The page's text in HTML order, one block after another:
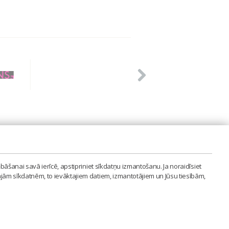
savā ierīcē, apstipriniet sīkdatņu izmantošanu. Ja noraidīsiet
sīkdatnēm, to ievāktajiem datiem, izmantotājiem un Jūsu tiesībām,